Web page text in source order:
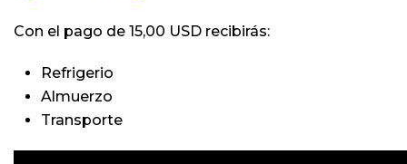
Con el pago de 15,00 USD recibirás:
Refrigerio
Almuerzo
Transporte